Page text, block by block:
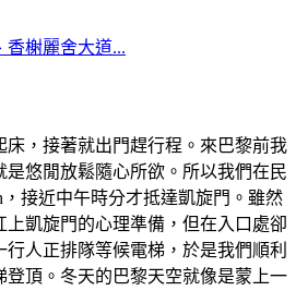
香榭麗舍大道...
床，接著就出門趕行程。來巴黎前我
悠閒放鬆隨心所欲。所以我們在民
接近中午時分才抵達凱旋門。雖然
凱旋門的心理準備，但在入口處卻
人正排隊等候電梯，於是我們順利
登頂。冬天的巴黎天空就像是蒙上一